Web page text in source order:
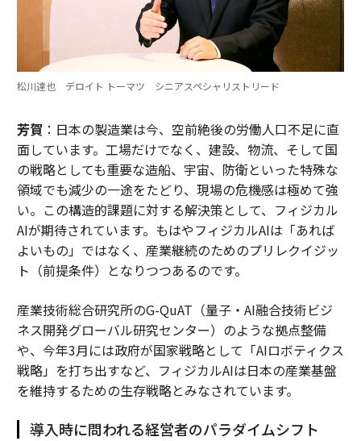
松川達也 デロイト トーマツ シニアスペシャリストリード
芳賀 ：日本の製造業は今、空前絶後の労働人口不足に直
面しています。工場だけでなく、建設、物流、そして国
の戦略としても重要な造船、宇宙、防衛といった特殊な
領域でも減少の一途をたどり、現場の危機感は極めて強
い。この構造的課題に対する解決策として、フィジカル
AIが期待されています。もはやフィジカルAIは「あれば
よいもの」ではなく、産業継続のためのプリレクイジッ
ト（前提条件）となりつつあるのです。
産業技術総合研究所のG-QuAT（量子・AI融合技術ビジ
ネス開発グローバル研究センター）のような拠点整備
や、今年3月には政府が国家戦略として「AIロボティクス
戦略」を打ち出すなど、フィジカルAIは日本の産業基盤
を維持するための生存戦略とみなされています。
導入時に問われる経営者のパラダイムシフト